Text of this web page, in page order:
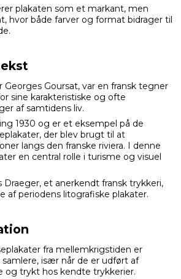
plakaten som et markant, men
hvor både farver og format bidrager til
Georges Goursat, var en fransk tegner
sine karakteristiske og ofte
af samtidens liv.
1930 og er et eksempel på de
der blev brugt til at
langs den franske riviera. I denne
en central rolle i turisme og visuel
et anerkendt fransk trykkeri,
af periodens litografiske plakater.
fra mellemkrigstiden er
især når de er udført af
og trykt hos kendte trykkerier.